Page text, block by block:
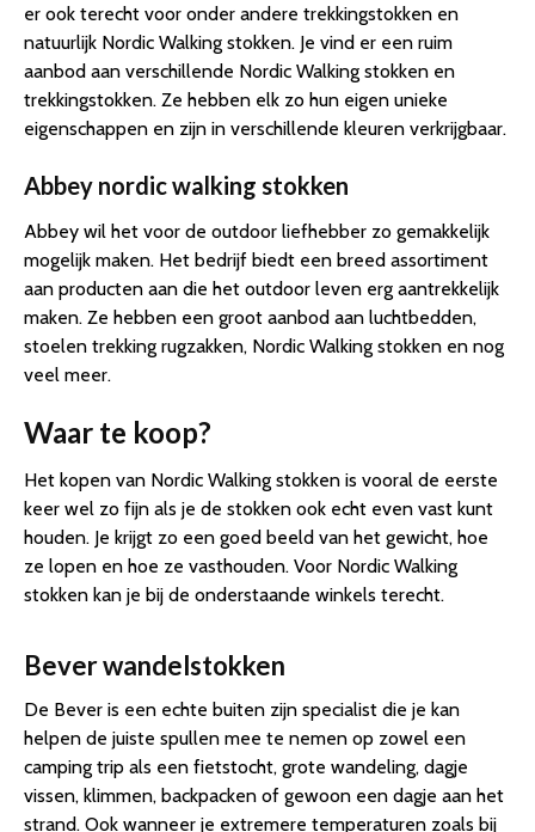
er ook terecht voor onder andere trekkingstokken en
natuurlijk Nordic Walking stokken. Je vind er een ruim
aanbod aan verschillende Nordic Walking stokken en
trekkingstokken. Ze hebben elk zo hun eigen unieke
eigenschappen en zijn in verschillende kleuren verkrijgbaar.
Abbey nordic walking stokken
Abbey wil het voor de outdoor liefhebber zo gemakkelijk
mogelijk maken. Het bedrijf biedt een breed assortiment
aan producten aan die het outdoor leven erg aantrekkelijk
maken. Ze hebben een groot aanbod aan luchtbedden,
stoelen trekking rugzakken, Nordic Walking stokken en nog
veel meer.
Waar te koop?
Het kopen van Nordic Walking stokken is vooral de eerste
keer wel zo fijn als je de stokken ook echt even vast kunt
houden. Je krijgt zo een goed beeld van het gewicht, hoe
ze lopen en hoe ze vasthouden. Voor Nordic Walking
stokken kan je bij de onderstaande winkels terecht.
Bever wandelstokken
De Bever is een echte buiten zijn specialist die je kan
helpen de juiste spullen mee te nemen op zowel een
camping trip als een fietstocht, grote wandeling, dagje
vissen, klimmen, backpacken of gewoon een dagje aan het
strand. Ook wanneer je extremere temperaturen zoals bij